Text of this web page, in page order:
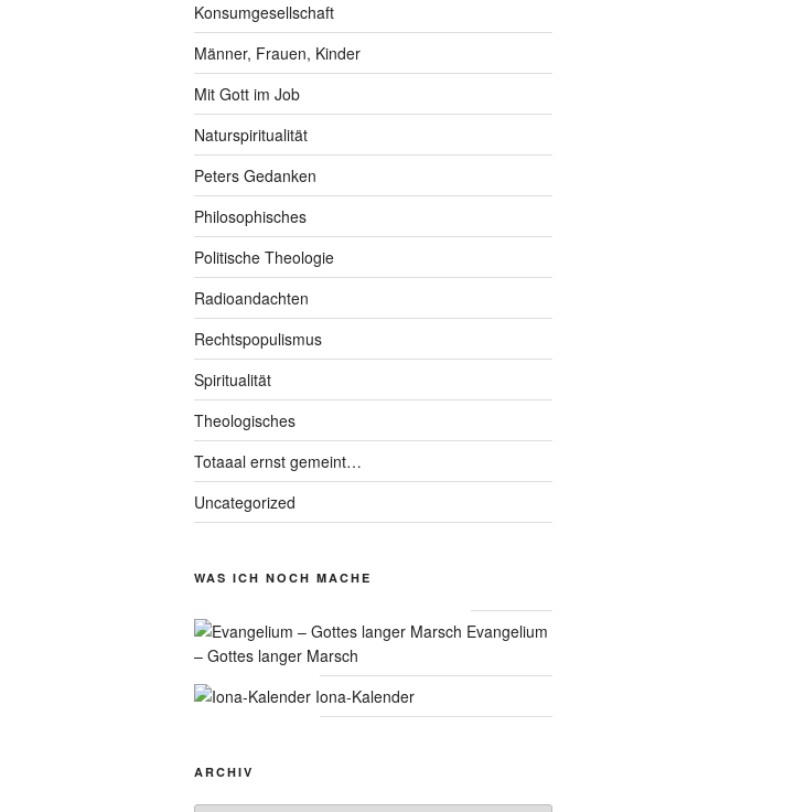
Konsumgesellschaft
Männer, Frauen, Kinder
Mit Gott im Job
Naturspiritualität
Peters Gedanken
Philosophisches
Politische Theologie
Radioandachten
Rechtspopulismus
Spiritualität
Theologisches
Totaaal ernst gemeint…
Uncategorized
WAS ICH NOCH MACHE
Evangelium
– Gottes langer Marsch
Iona-Kalender
ARCHIV